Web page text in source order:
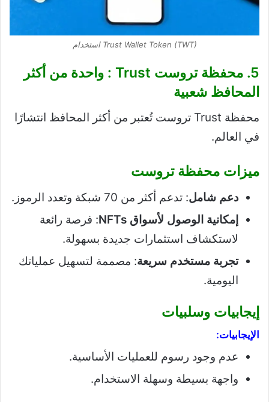
Trust Wallet Token (TWT) استخدام
5. محفظة تروست Trust : واحدة من أكثر
المحافظ شعبية
محفظة Trust تروست تُعتبر من أكثر المحافظ انتشارًا
في العالم.
ميزات محفظة تروست
دعم شامل: تدعم أكثر من 70 شبكة وتعدد الرموز.
إمكانية الوصول لأسواق NFTs
: فرصة رائعة
لاستكشاف استثمارات جديدة بسهولة.
تجربة مستخدم سريعة: مصممة لتسهيل عملياتك
اليومية.
إيجابيات وسلبيات
الإيجابيات:
عدم وجود رسوم للعمليات الأساسية.
واجهة بسيطة وسهلة الاستخدام.